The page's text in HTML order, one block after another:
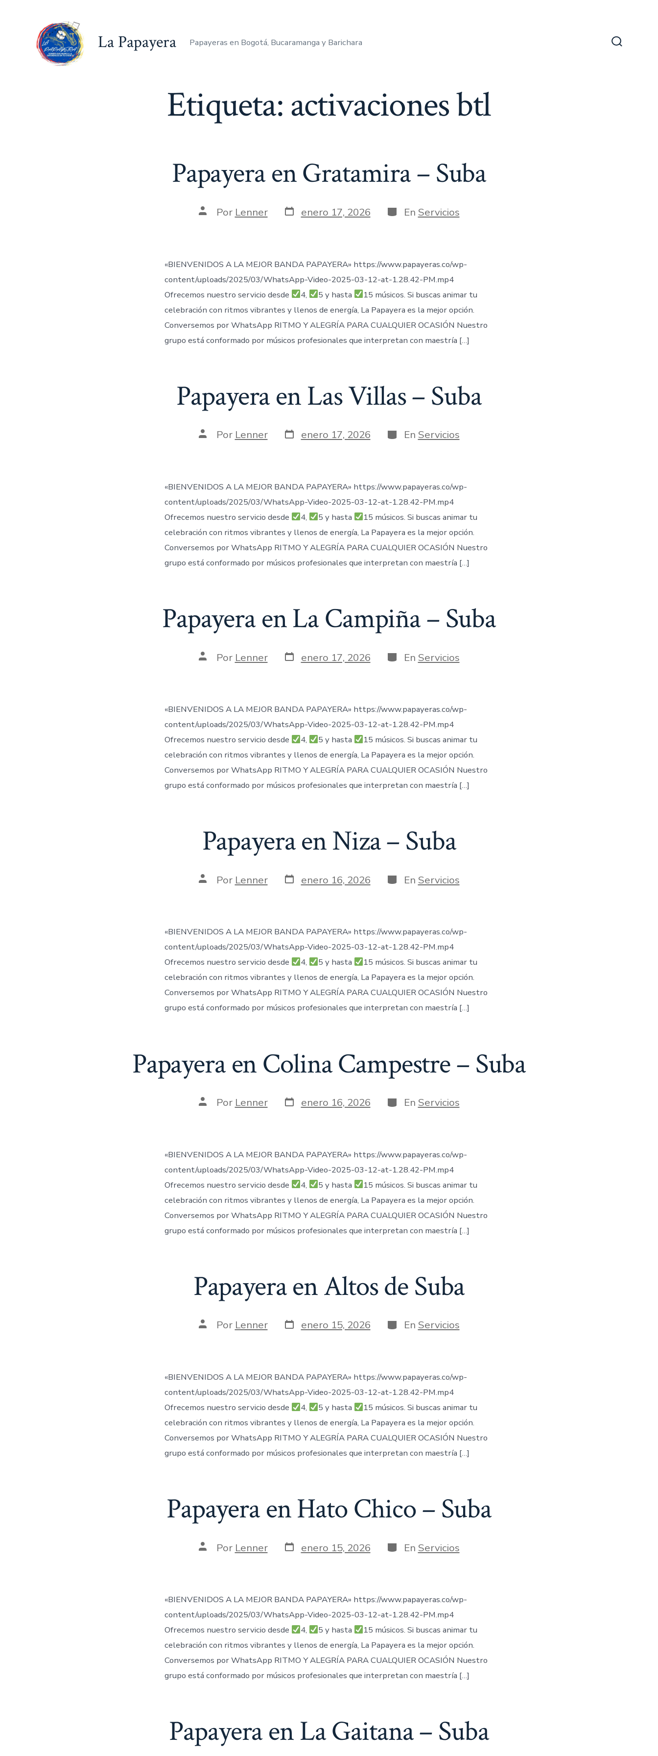
La Papayera Papayeras en Bogotá, Bucaramanga y Barichara
Etiqueta:activaciones btl
Papayera en Gratamira – Suba
AutorPor Lenner Fecha
de
enero 17, 2026 Categorías
En Servicios
«BIENVENIDOS A LA MEJOR BANDA PAPAYERA» https://www.papayeras.co/wp-
content/uploads/2025/03/WhatsApp-Video-2025-03-12-at-1.28.42-PM.mp4
Ofrecemos nuestro servicio desde
4, 5 y hasta
15 músicos. Si buscas animar tu
celebración con ritmos vibrantes y llenos de energía, La Papayera es la mejor opción.
Conversemos por WhatsApp RITMO Y ALEGRÍA PARA CUALQUIER OCASIÓN Nuestro
grupo está conformado por músicos profesionales que interpretan con maestría […]
Papayera en Las Villas – Suba
AutorPor Lenner Fecha
de
enero 17, 2026 Categorías
En Servicios
«BIENVENIDOS A LA MEJOR BANDA PAPAYERA» https://www.papayeras.co/wp-
content/uploads/2025/03/WhatsApp-Video-2025-03-12-at-1.28.42-PM.mp4
Ofrecemos nuestro servicio desde
4, 5 y hasta
15 músicos. Si buscas animar tu
celebración con ritmos vibrantes y llenos de energía, La Papayera es la mejor opción.
Conversemos por WhatsApp RITMO Y ALEGRÍA PARA CUALQUIER OCASIÓN Nuestro
grupo está conformado por músicos profesionales que interpretan con maestría […]
Papayera en La Campiña – Suba
AutorPor Lenner Fecha
de
enero 17, 2026 Categorías
En Servicios
«BIENVENIDOS A LA MEJOR BANDA PAPAYERA» https://www.papayeras.co/wp-
content/uploads/2025/03/WhatsApp-Video-2025-03-12-at-1.28.42-PM.mp4
Ofrecemos nuestro servicio desde
4, 5 y hasta
15 músicos. Si buscas animar tu
celebración con ritmos vibrantes y llenos de energía, La Papayera es la mejor opción.
Conversemos por WhatsApp RITMO Y ALEGRÍA PARA CUALQUIER OCASIÓN Nuestro
grupo está conformado por músicos profesionales que interpretan con maestría […]
Papayera en Niza – Suba
AutorPor Lenner Fecha
de
enero 16, 2026 Categorías
En Servicios
«BIENVENIDOS A LA MEJOR BANDA PAPAYERA» https://www.papayeras.co/wp-
content/uploads/2025/03/WhatsApp-Video-2025-03-12-at-1.28.42-PM.mp4
Ofrecemos nuestro servicio desde
4, 5 y hasta
15 músicos. Si buscas animar tu
celebración con ritmos vibrantes y llenos de energía, La Papayera es la mejor opción.
Conversemos por WhatsApp RITMO Y ALEGRÍA PARA CUALQUIER OCASIÓN Nuestro
grupo está conformado por músicos profesionales que interpretan con maestría […]
Papayera en Colina Campestre – Suba
AutorPor Lenner Fecha
de
enero 16, 2026 Categorías
En Servicios
«BIENVENIDOS A LA MEJOR BANDA PAPAYERA» https://www.papayeras.co/wp-
content/uploads/2025/03/WhatsApp-Video-2025-03-12-at-1.28.42-PM.mp4
Ofrecemos nuestro servicio desde
4, 5 y hasta
15 músicos. Si buscas animar tu
celebración con ritmos vibrantes y llenos de energía, La Papayera es la mejor opción.
Conversemos por WhatsApp RITMO Y ALEGRÍA PARA CUALQUIER OCASIÓN Nuestro
grupo está conformado por músicos profesionales que interpretan con maestría […]
Papayera en Altos de Suba
AutorPor Lenner Fecha
de
enero 15, 2026 Categorías
En Servicios
«BIENVENIDOS A LA MEJOR BANDA PAPAYERA» https://www.papayeras.co/wp-
content/uploads/2025/03/WhatsApp-Video-2025-03-12-at-1.28.42-PM.mp4
Ofrecemos nuestro servicio desde
4, 5 y hasta
15 músicos. Si buscas animar tu
celebración con ritmos vibrantes y llenos de energía, La Papayera es la mejor opción.
Conversemos por WhatsApp RITMO Y ALEGRÍA PARA CUALQUIER OCASIÓN Nuestro
grupo está conformado por músicos profesionales que interpretan con maestría […]
Papayera en Hato Chico – Suba
AutorPor Lenner Fecha
de
enero 15, 2026 Categorías
En Servicios
«BIENVENIDOS A LA MEJOR BANDA PAPAYERA» https://www.papayeras.co/wp-
content/uploads/2025/03/WhatsApp-Video-2025-03-12-at-1.28.42-PM.mp4
Ofrecemos nuestro servicio desde
4, 5 y hasta
15 músicos. Si buscas animar tu
celebración con ritmos vibrantes y llenos de energía, La Papayera es la mejor opción.
Conversemos por WhatsApp RITMO Y ALEGRÍA PARA CUALQUIER OCASIÓN Nuestro
grupo está conformado por músicos profesionales que interpretan con maestría […]
Papayera en La Gaitana – Suba